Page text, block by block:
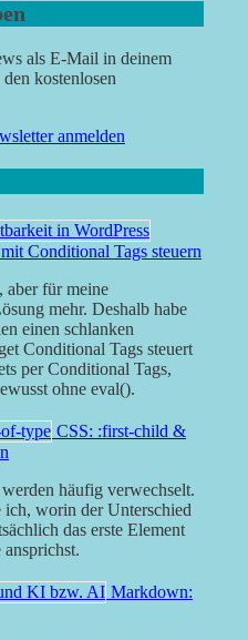
als E-Mail in deinem
kostenlosen
Conditional Tags steuern
aber für meine
mehr. Deshalb habe
einen schlanken
Conditional Tags steuert
per Conditional Tags,
ohne eval().
CSS: :first-child &
häufig verwechselt.
worin der Unterschied
das erste Element
Markdown: